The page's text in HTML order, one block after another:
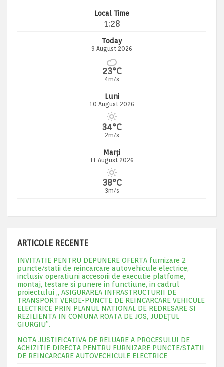
Local Time
1:28
Today
9 August 2026
23°C
4m/s
Luni
10 August 2026
34°C
2m/s
Marți
11 August 2026
38°C
3m/s
ARTICOLE RECENTE
INVITATIE PENTRU DEPUNERE OFERTA furnizare 2
puncte/statii de reincarcare autovehicule electrice,
inclusiv operatiuni accesorii de executie platfome,
montaj, testare si punere in functiune, in cadrul
proiectului „ ASIGURAREA INFRASTRUCTURII DE
TRANSPORT VERDE-PUNCTE DE REINCARCARE VEHICULE
ELECTRICE PRIN PLANUL NATIONAL DE REDRESARE SI
REZILIENTA IN COMUNA ROATA DE JOS, JUDEŢUL
GIURGIU”.
NOTA JUSTIFICATIVA DE RELUARE A PROCESULUI DE
ACHIZITIE DIRECTA PENTRU FURNIZARE PUNCTE/STATII
DE REINCARCARE AUTOVECHICULE ELECTRICE